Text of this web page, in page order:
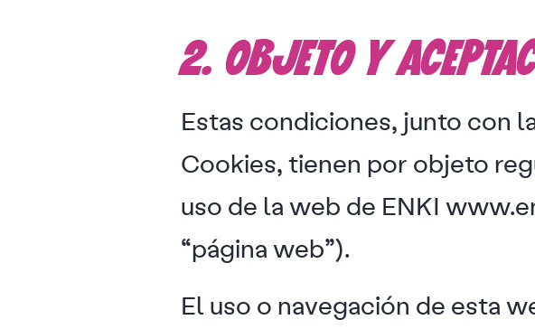
2. OBJETO Y
Estas condiciones, junto con
Cookies, tienen por objeto
uso de la web de ENKI
“página web”).
El uso o navegación de esta